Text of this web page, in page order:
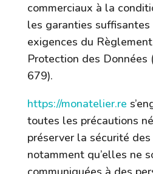
commerciaux à la
les garanties
exigences du
Protection des Données
679).
https://monatelier.re
toutes les précautions
préserver la sécurité
notamment qu’elles ne